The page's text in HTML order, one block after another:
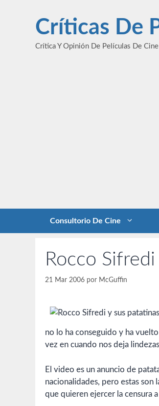
contenidoCríticas De
Crítica Y Opinión De Películas De
Consultorio De Cine
Rocco
21 Mar 2006 por McGuffin
no lo ha conseguido y ha
vez en cuando nos deja
El video es un anuncio de
nacionalidades, pero estas son
que quieren ejercer la censura